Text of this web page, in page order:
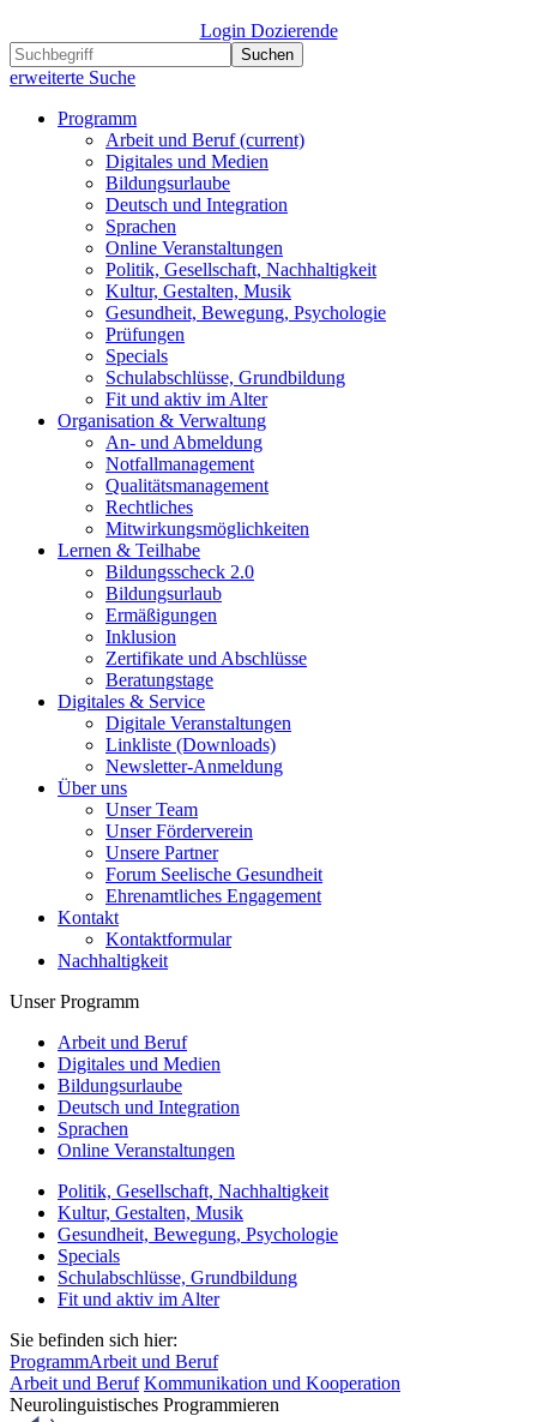
Login Dozierende
Suchen
erweiterte Suche
Programm
Arbeit und Beruf(current)
Digitales und Medien
Bildungsurlaube
Deutsch und Integration
Sprachen
Online Veranstaltungen
Politik, Gesellschaft, Nachhaltigkeit
Kultur, Gestalten, Musik
Gesundheit, Bewegung, Psychologie
Prüfungen
Specials
Schulabschlüsse, Grundbildung
Fit und aktiv im Alter
Organisation & Verwaltung
An- und Abmeldung
Notfallmanagement
Qualitätsmanagement
Rechtliches
Mitwirkungsmöglichkeiten
Lernen & Teilhabe
Bildungsscheck 2.0
Bildungsurlaub
Ermäßigungen
Inklusion
Zertifikate und Abschlüsse
Beratungstage
Digitales & Service
Digitale Veranstaltungen
Linkliste (Downloads)
Newsletter-Anmeldung
Über uns
Unser Team
Unser Förderverein
Unsere Partner
Forum Seelische Gesundheit
Ehrenamtliches Engagement
Kontakt
Kontaktformular
Nachhaltigkeit
Unser Programm
Arbeit und Beruf
Digitales und Medien
Bildungsurlaube
Deutsch und Integration
Sprachen
Online Veranstaltungen
Politik, Gesellschaft, Nachhaltigkeit
Kultur, Gestalten, Musik
Gesundheit, Bewegung, Psychologie
Specials
Schulabschlüsse, Grundbildung
Fit und aktiv im Alter
Sie befinden sich hier:
ProgrammArbeit und Beruf
Arbeit und Beruf Kommunikation und Kooperation
Neurolinguistisches Programmieren